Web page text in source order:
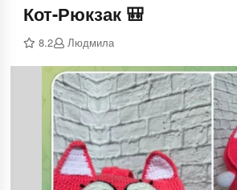
Кот-Рюкзак 🎒
8.2 Людмила